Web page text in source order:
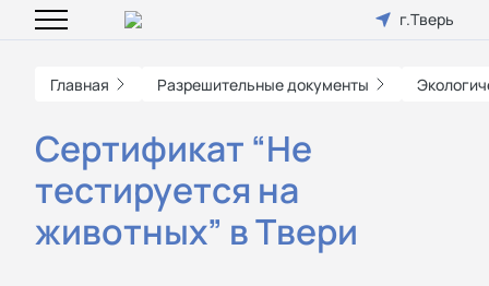
г.Тверь
Главная Разрешительные документы
Сертификат “Не
тестируется на
животных” в Твери